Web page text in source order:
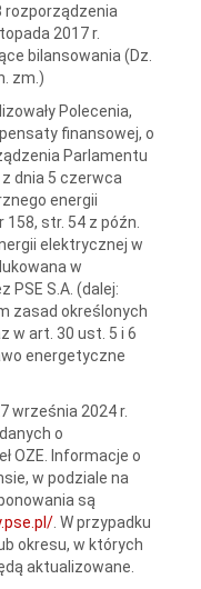
rozporządzenia
2017 r.
bilansowania (Dz.
zm.)
Polecenia,
finansowej, o
Parlamentu
z dnia 5 czerwca
energii
158, str. 54 z późn.
elektrycznej w
w
PSE S.A. (dalej:
zasad określonych
w art. 30 ust. 5 i 6
energetyczne
września 2024 r.
o
OZE. Informacje o
w podziale na
są
. W przypadku
okresu, w których
aktualizowane.